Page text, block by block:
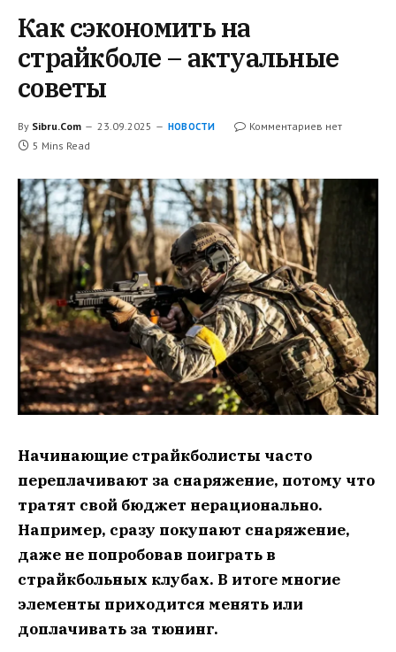
Как сэкономить на
страйкболе – актуальные
советы
By Sibru.Com 23.09.2025 НОВОСТИ
Комментариев нет
5 Mins Read
Начинающие страйкболисты часто
переплачивают за снаряжение, потому что
тратят свой бюджет нерационально.
Например, сразу покупают снаряжение,
даже не попробовав поиграть в
страйкбольных клубах. В итоге многие
элементы приходится менять или
доплачивать за тюнинг.